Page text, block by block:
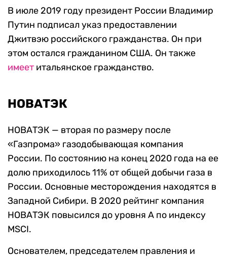
В июле 2019 году президент России Владимир
Путин подписал указ предоставлении
Джитвэю российского гражданства. Он при
этом остался гражданином США. Он также
имеет итальянское гражданство.
НОВАТЭК
НОВАТЭК — вторая по размеру после
«Газпрома» газодобывающая компания
России. По состоянию на конец 2020 года на ее
долю приходилось 11% от общей добычи газа в
России. Основные месторождения находятся в
Западной Сибири. В 2020 рейтинг компания
НОВАТЭК повысился до уровня А по индексу
MSCI.
Основателем, председателем правления и